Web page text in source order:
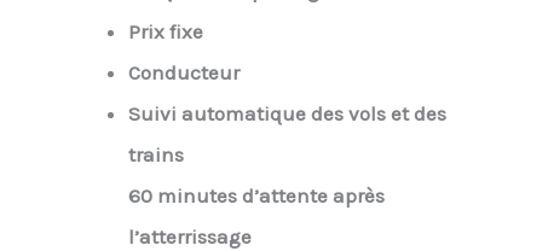
Prix fixe
Conducteur
Suivi automatique des vols et des
trains
60 minutes d’attente après
l’atterrissage